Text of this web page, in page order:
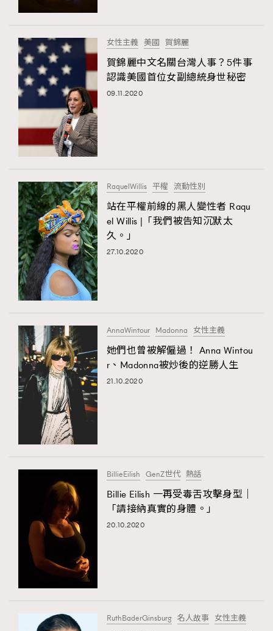
女性主義 美國 賀錦麗
賀錦麗中文名關台灣人事？5件事
認識美國首位女副總統身世秘密
09.11.2020
RaquelWillis 平權 流動性別
站在平權前線的黑人變性者 Raqu
el Willis |「我們被告知沉默太
久。」
27.10.2020
AnnaWintour Madonna 女性主義
她們也曾被解僱過！ Anna Wintou
r、Madonna被炒後的逆勝人生
21.10.2020
BillieEilish GenZ世代 熱話
Billie Eilish 一再受毒舌攻擊身型｜
「請接納真實的身體。」
20.10.2020
RuthBaderGinsburg 名人故事 女性主義